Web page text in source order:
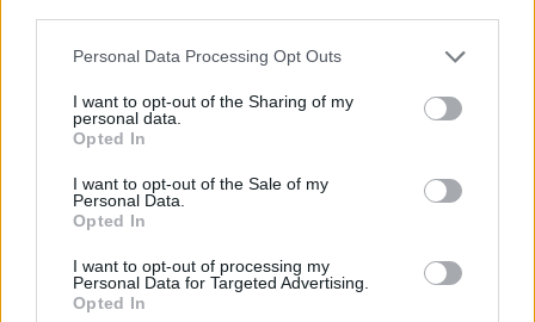
Personal Data Processing Opt Outs
I want to opt-out of the Sharing of my
personal data.
Opted In
I want to opt-out of the Sale of my
Personal Data.
Opted In
I want to opt-out of processing my
Personal Data for Targeted Advertising.
Opted In